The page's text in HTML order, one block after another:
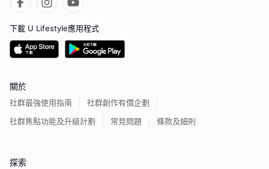
下載 U Lifestyle應用程式
關於
社群最強使用指南
社群創作有價企劃
社群焦點功能及升級計劃
常見問題 條款及細則
探索